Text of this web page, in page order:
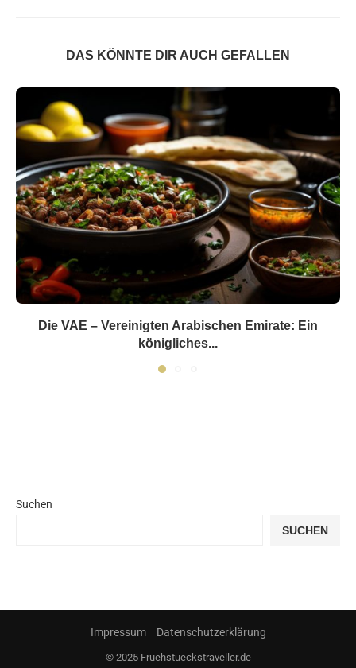
DAS KÖNNTE DIR AUCH GEFALLEN
Die VAE – Vereinigten Arabischen Emirate: Ein
königliches...
Suchen
SUCHEN
Impressum Datenschutzerklärung
© 2025 Fruehstueckstraveller.de